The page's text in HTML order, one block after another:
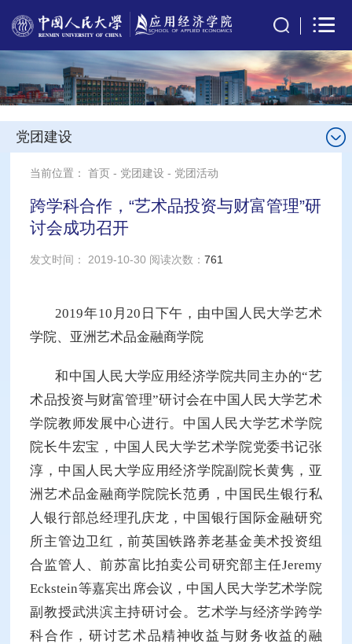
党团建设
当前位置：首页 - 党团建设 - 党团活动
跨学科合作，“艺术品投资与财富管理”研
讨会成功召开
发文时间： 2019-10-30 阅读次数：761
2019年10月20日下午，由中国人民大学艺术
学院、亚洲艺术品金融商学院
和中国人民大学应用经济学院共同主办的“艺
术品投资与财富管理”研讨会在中国人民大学艺术
学院教师发展中心进行。中国人民大学艺术学院
院长牛宏宝，中国人民大学艺术学院党委书记张
淳，中国人民大学应用经济学院副院长黄隽，亚
洲艺术品金融商学院院长范勇，中国民生银行私
人银行部总经理孔庆龙，中国银行国际金融研究
所主管边卫红，前英国铁路养老基金美术投资组
合监管人、前苏富比拍卖公司研究部主任Jeremy
Eckstein等嘉宾出席会议，中国人民大学艺术学院
副教授武洪滨主持研讨会。艺术学与经济学跨学
科合作，研讨艺术品精神收益与财务收益的融